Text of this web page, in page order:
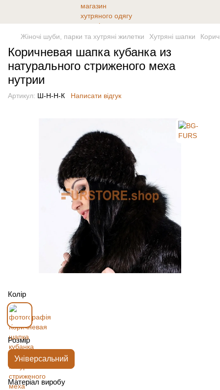
Жіночі шуби, парки та хутряні жилетки Хутряні шапки
Коричневая шапка кубанка из
натурального стриженого меха
нутрии
Артикул: Ш-Н-Н-К Написати відгук
Колір
Розмір
Універсальний
Матеріал виробу